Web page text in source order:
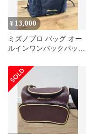
¥ 13,000
ミズノプロ バッグ オー
ルインワンバックパック